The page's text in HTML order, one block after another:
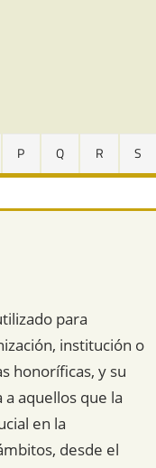
P Q R S
para
institución o
honoríficas, y su
aquellos que la
en la
desde el